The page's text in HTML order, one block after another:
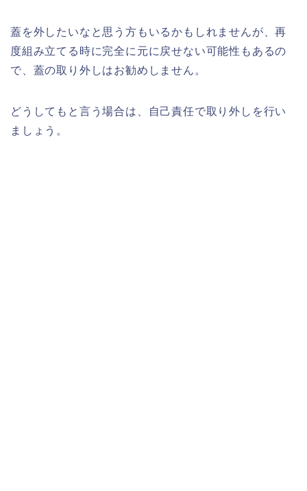
蓋を外したいなと思う方もいるかもしれませんが、再
度組み立てる時に完全に元に戻せない可能性もあるの
で、蓋の取り外しはお勧めしません。
どうしてもと言う場合は、自己責任で取り外しを行い
ましょう。